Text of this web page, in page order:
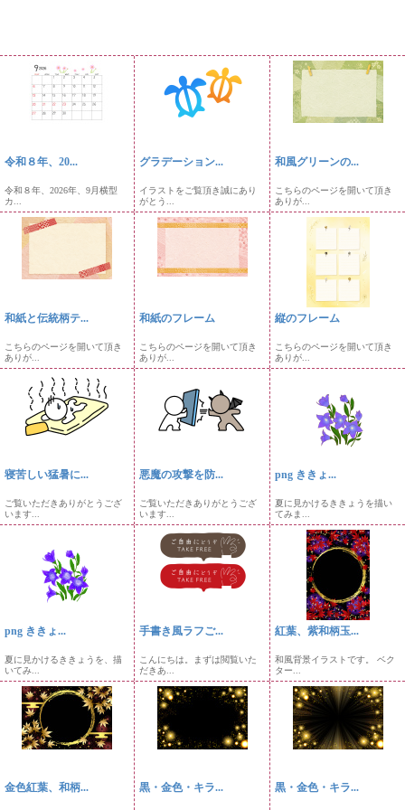
令和８年、20...
令和８年、2026年、9月横型
カ...
グラデーション...
イラストをご覧頂き誠にあり
がとう...
和風グリーンの...
こちらのページを開いて頂き
ありが...
和紙と伝統柄テ...
こちらのページを開いて頂き
ありが...
和紙のフレーム
こちらのページを開いて頂き
ありが...
縦のフレーム
こちらのページを開いて頂き
ありが...
寝苦しい猛暑に...
ご覧いただきありがとうござ
います...
悪魔の攻撃を防...
ご覧いただきありがとうござ
います...
png ききょ...
夏に見かけるききょうを描い
てみま...
png ききょ...
夏に見かけるききょうを、描
いてみ...
手書き風ラフご...
こんにちは。まずは閲覧いた
だきあ...
紅葉、紫和柄玉...
和風背景イラストです。 ベク
ター...
金色紅葉、和柄... 黒・金色・キラ... 黒・金色・キラ...